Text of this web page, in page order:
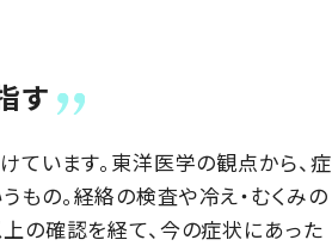
す
います。東洋医学の観点から、症
の。経絡の検査や冷え・むくみの
の確認を経て、今の症状にあった